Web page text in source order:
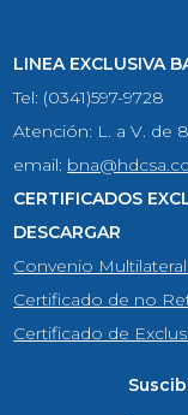
LINEA EXCLUSIVA
Tel: (0341)597-9728
Atención: L. a V. de
email:
CERTIFICADOS
DESCARGAR
Convenio
Certificado de no
Certificado de